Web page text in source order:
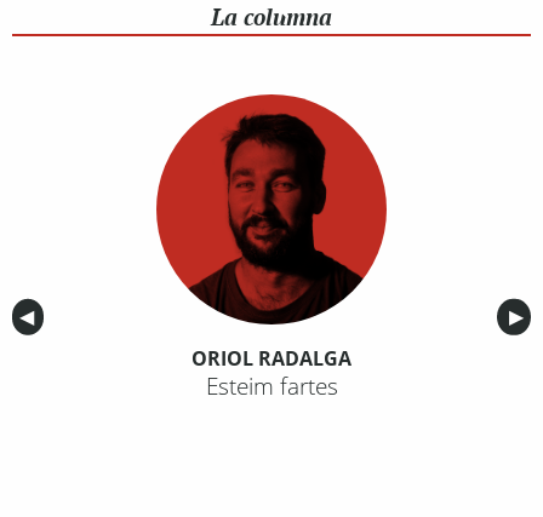
La columna
Anterior
◀︎ ▶︎
ORIOL RADALGA
Esteim fartes